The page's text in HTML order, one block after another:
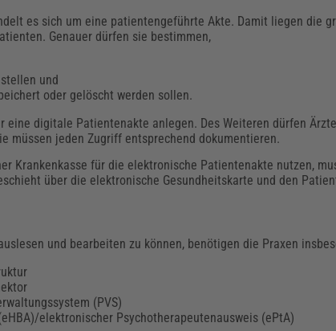
es sich um eine patientengeführte Akte. Damit liegen die
Genauer dürfen sie bestimmen,
und
oder gelöscht werden sollen.
eine digitale Patientenakte anlegen. Des Weiteren dürfen
müssen jeden Zugriff entsprechend dokumentieren.
Krankenkasse für die elektronische Patientenakte nutzen,
über die elektronische Gesundheitskarte und den
und bearbeiten zu können, benötigen die Praxen
(PVS)
elektronischer Psychotherapeutenausweis (ePtA)